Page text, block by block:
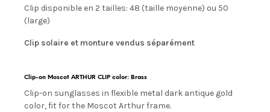
Clip disponible en 2 tailles: 48 (taille moyenne) ou 50
(large)
Clip solaire et monture vendus séparément
Clip-on Moscot ARTHUR CLIP color: Brass
Clip-on sunglasses in flexible metal dark antique gold
color, fit for the Moscot Arthur frame.